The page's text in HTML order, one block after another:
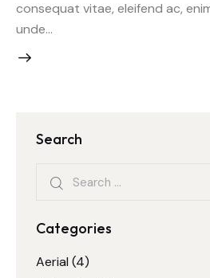
consequat vitae, eleifend ac,
unde…
Search
Categories
Aerial (4)